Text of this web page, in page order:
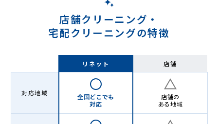
店舗クリーニング・
宅配クリーニングの特徴
リネット 店舗
対応地域
全国どこでも
対応
店舗の
ある地域